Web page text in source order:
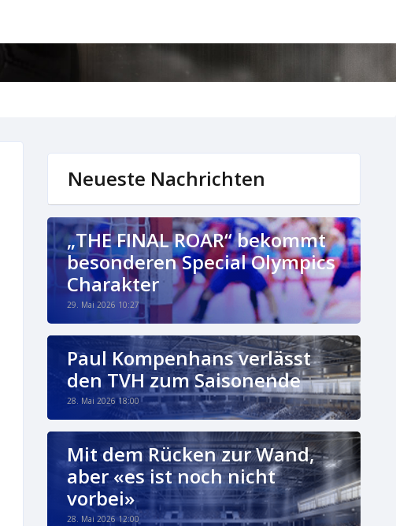
Neueste Nachrichten
„THE FINAL ROAR“ bekommt
besonderen Special Olympics
Charakter
29. Mai 2026 10:27
Paul Kompenhans verlässt
den TVH zum Saisonende
28. Mai 2026 18:00
Mit dem Rücken zur Wand,
aber «es ist noch nicht
vorbei»
28. Mai 2026 12:00